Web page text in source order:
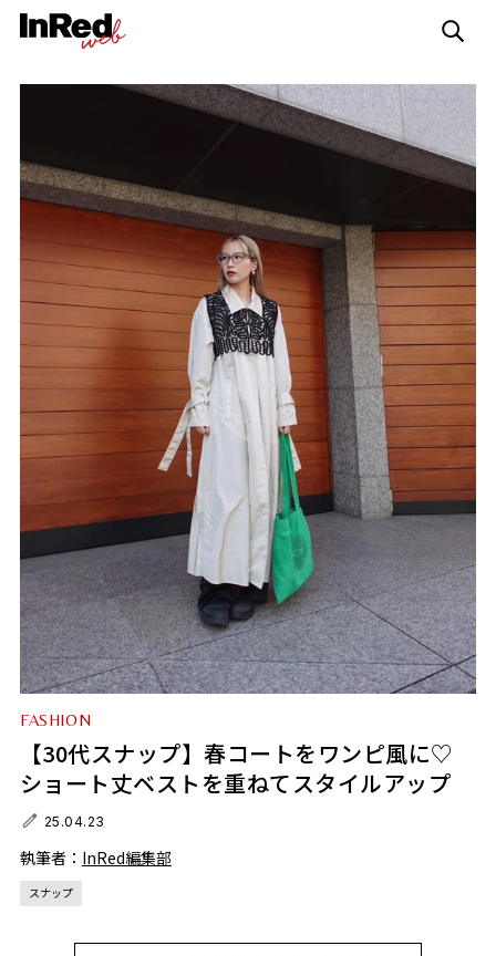
FASHION
【30代スナップ】春コートをワンピ風に♡
ショート丈ベストを重ねてスタイルアップ
25.04.23
執筆者： InRed編集部
スナップ